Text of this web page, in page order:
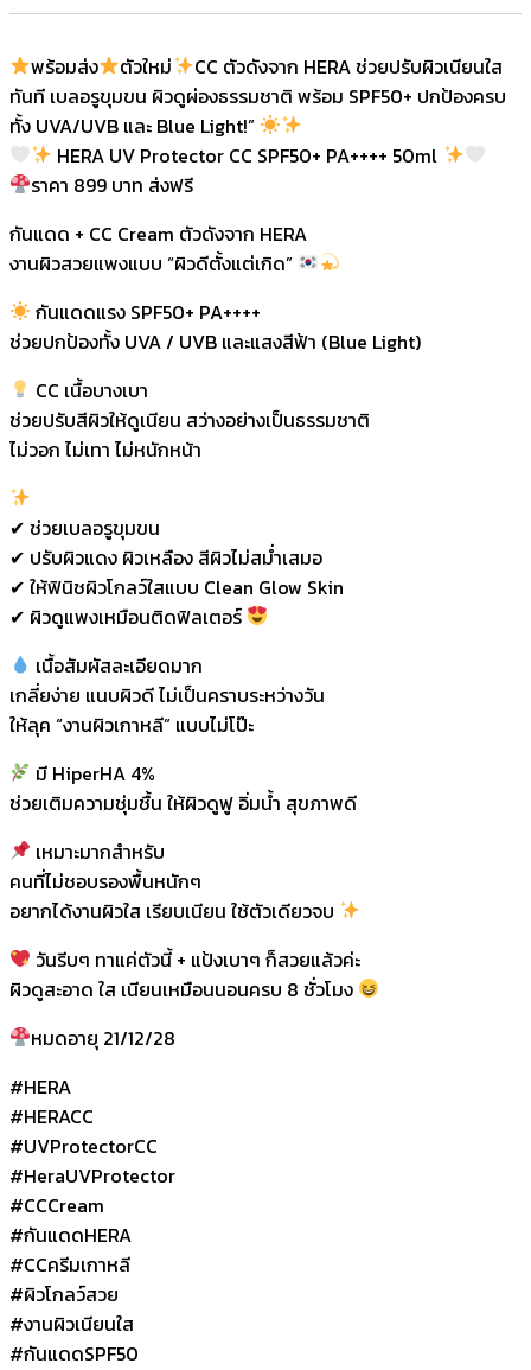
พร้อมส่ง ตัวใหม่
CC ตัวดังจาก HERA ช่วยปรับผิวเนียนใส
ทันที เบลอรูขุมขน ผิวดูผ่องธรรมชาติ พร้อม SPF50+ ปกป้องครบ
ทั้ง UVA/UVB และ Blue Light!”
HERA UV Protector CC SPF50+ PA++++ 50ml
ราคา 899 บาท ส่งฟรี
กันแดด + CC Cream ตัวดังจาก HERA
งานผิวสวยแพงแบบ “ผิวดีตั้งแต่เกิด”
กันแดดแรง SPF50+ PA++++
ช่วยปกป้องทั้ง UVA / UVB และแสงสีฟ้า (Blue Light)
CC เนื้อบางเบา
ช่วยปรับสีผิวให้ดูเนียน สว่างอย่างเป็นธรรมชาติ
ไม่วอก ไม่เทา ไม่หนักหน้า
✔ ช่วยเบลอรูขุมขน
✔ ปรับผิวแดง ผิวเหลือง สีผิวไม่สม่ำเสมอ
✔ ให้ฟินิชผิวโกลว์ใสแบบ Clean Glow Skin
✔ ผิวดูแพงเหมือนติดฟิลเตอร์
เนื้อสัมผัสละเอียดมาก
เกลี่ยง่าย แนบผิวดี ไม่เป็นคราบระหว่างวัน
ให้ลุค “งานผิวเกาหลี” แบบไม่โป๊ะ
มี HiperHA 4%
ช่วยเติมความชุ่มชื้น ให้ผิวดูฟู อิ่มน้ำ สุขภาพดี
เหมาะมากสำหรับ
คนที่ไม่ชอบรองพื้นหนักๆ
อยากได้งานผิวใส เรียบเนียน ใช้ตัวเดียวจบ
วันรีบๆ ทาแค่ตัวนี้ + แป้งเบาๆ ก็สวยแล้วค่ะ
ผิวดูสะอาด ใส เนียนเหมือนนอนครบ 8 ชั่วโมง
หมดอายุ 21/12/28
#HERA
#HERACC
#UVProtectorCC
#HeraUVProtector
#CCCream
#กันแดดHERA
#CCครีมเกาหลี
#ผิวโกลว์สวย
#งานผิวเนียนใส
#กันแดดSPF50